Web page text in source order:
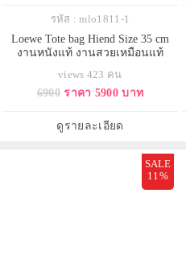
รหัส : mlo1811-1
Loewe Tote bag Hiend Size 35 cm
งานหนังแท้ งานสวยเหมือนแท้
views 423 คน
6900 ราคา 5900 บาท
ดูรายละเอียด
SALE
11%